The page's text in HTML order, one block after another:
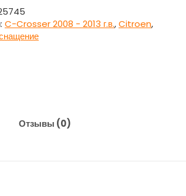
C-Crosser 2008 - 2013 г.в.,Citroen,
Отзывы (0)